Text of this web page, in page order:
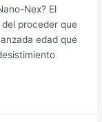
Nex? El
proceder que
edad que